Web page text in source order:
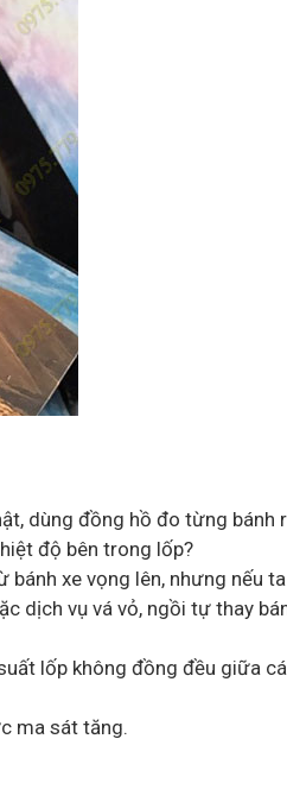
dùng đồng hồ đo từng bánh
độ bên trong lốp?
xe vọng lên, nhưng nếu
dịch vụ vá vỏ, ngồi tự thay
lốp không đồng đều giữa
ma sát tăng.